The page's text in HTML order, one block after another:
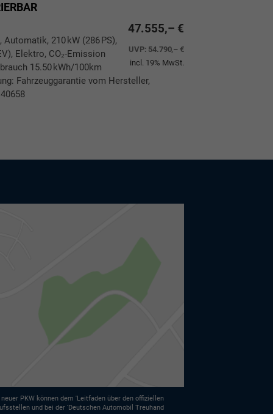
47.555,– €
UVP: 54.790,– €
incl. 19% MwSt.
Automatik, 210 kW (286 PS),
Elektro, CO₂-Emission
15.50 kWh/100km
Fahrzeuggarantie vom Hersteller,
PKW können dem 'Leitfaden über den offiziellen
und bei der 'Deutschen Automobil Treuhand